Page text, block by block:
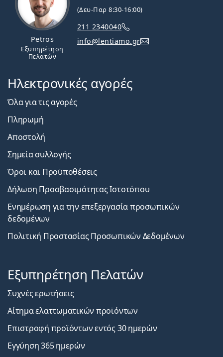
Petros
Εξυπηρέτηση
Πελατών
(Δευ-Παρ 8:30-16:00)
211 2340040
info@lentiamo.gr
Ηλεκτρονικές αγορές
Όλα για τις αγορές
Πληρωμή
Αποστολή
Σημεία συλλογής
Όροι και Προϋποθέσεις
Δήλωση Προσβασιμότητας Ιστοτόπου
Ενημέρωση για την επεξεργασία προσωπικών
δεδομένων
Πολιτική Προστασίας Προσωπικών Δεδομένων
Εξυπηρέτηση Πελατών
Συχνές ερωτήσεις
Αίτημα ελαττωματικών προϊόντων
Επιστροφή προϊόντων εντός 30 ημερών
Εγγύηση 365 ημερών